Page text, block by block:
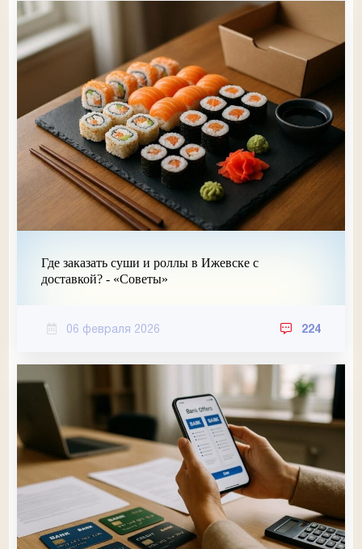
Где заказать суши и роллы в Ижевске с
доставкой? - «Советы»
06 февраля 2026 224